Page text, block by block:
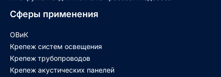
Сферы применения
ОВиК
Крепеж систем освещения
Крепеж трубопроводов
Крепеж акустических панелей